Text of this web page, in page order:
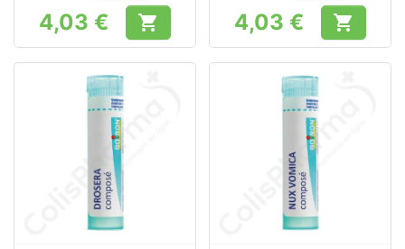
Prix
4,03 €  Prix
4,03 € 